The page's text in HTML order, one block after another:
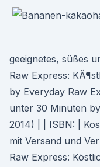
geeignetes, süßes
Raw Express:
by Everyday Raw
unter 30 Minuten
2014) | | ISBN: |
mit Versand und
Raw Express: